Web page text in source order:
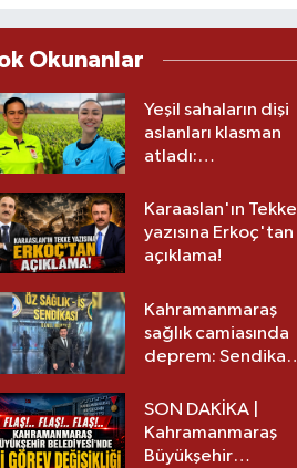
Okunanlar
Yeşil sahaların dişi
aslanları klasman
atladı:
üst lige iki transfer!
Karaaslan'ın Tekke
yazısına Erkoç'tan
açıklama!
Kahramanmaraş
sağlık camiasında
deprem: Sendika
SON DAKİKA |
Kahramanmaraş
Büyükşehir